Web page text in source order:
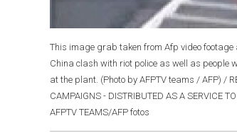
This image grab taken from Afp video footage
China clash with riot police as well as people
at the plant. (Photo by AFPTV teams / AFP) /
CAMPAIGNS - DISTRIBUTED AS A SERVICE
AFPTV TEAMS/AFP fotos